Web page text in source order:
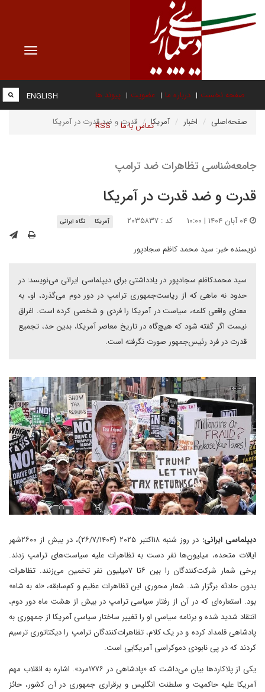
Toggle
صفحه نخست درباره ما عضویت پیوند ها
تماس با ما RSS
ENGLISH
صفحه‌اصلی اخبار آمریکا قدرت و ضد قدرت در آمریکا
جامعه‌شناسی تظاهرات ضد ترامپ
قدرت و ضد قدرت در آمریکا
کد : ۲۰۳۵۸۳۷ آمریکا نگاه ایرانی
نویسنده خبر: سید محمد کاظم سجادپور
سید محمدکاظم سجادپور در یادداشتی برای دیپلماسی ایرانی می‌نویسد: در
حدود نه ماهی که از ریاست‌جمهوری ترامپ در دور دوم می‌گذرد، او، به
معنای واقعی کلمه، سیاست در آمریکا را فردی و شخصی کرده است. اغراق
نیست اگر گفته شود که هیچ‌گاه در تاریخ معاصر آمریکا، بدین حد، تجمیع
قدرت در فرد رئیس‌جمهور صورت نگرفته است.
دیپلماسی ایرانی:
در روز شنبه ۱۸اکتبر ۲۰۲۵ (۲۶/۷/۱۴۰۴)، در بیش از ۲۶۰۰شهر
ایالات متحده، میلیون‌ها نفر دست به تظاهرات علیه سیاست‌های ترامپ زدند.
برخی شمار شرکت‌کنندگان را بین ۶تا ۷میلیون نفر تخمین می‌زنند. تظاهرات
بدون حادثه برگزار شد. شعار محوری این تظاهرات عظیم و کم‌سابقه، «نه به شاه»
بود. استعاره‌ای که در آن از رفتار سیاسی ترامپ در بیش از هشت ماه دور دوم،
انتقاد شدید شده و برنامه سیاسی او را تغییر ساختار سیاسی آمریکا از جمهوری به
پادشاهی قلمداد کرده و در یک کلام، تظاهرات‌کنندگان ترامپ را دیکتاتوری ترسیم
کردند که در پی نابودی دموکراسی آمریکایی است.
یکی از پلاکاردها بیان می‌داشت که «پادشاهی در ۱۷۷۶مرد». اشاره به انقلاب مهم
آمریکا علیه حاکمیت و سلطنت انگلیس و برقراری جمهوری در آن کشور، حائز